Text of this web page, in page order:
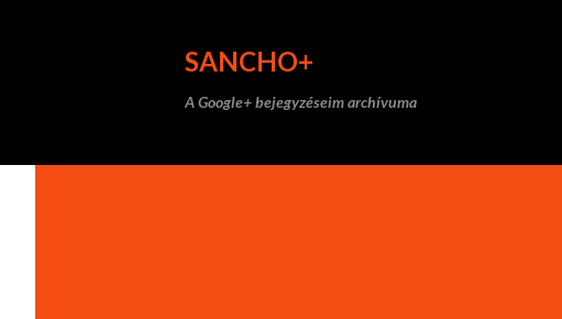
SANCHO+
A Google+ bejegyzéseim archívuma